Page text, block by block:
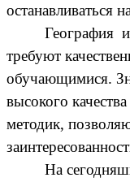
останавливаться
География
требуют
обучающимися.
высокого
методик,
На